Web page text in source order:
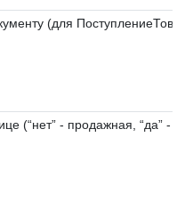
(для
(“нет” - продажная, “да” - -